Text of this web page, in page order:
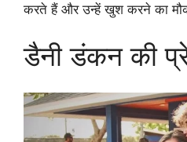
करते हैं और उन्हें खुश करने का
डैनी डंकन की